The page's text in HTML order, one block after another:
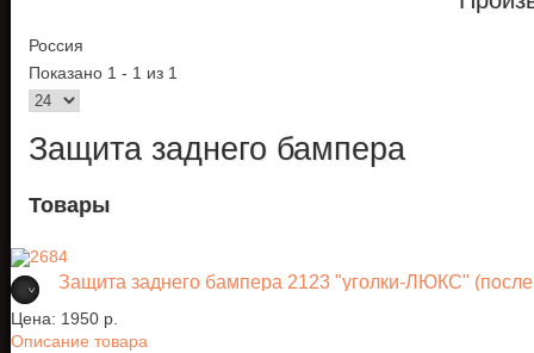
Россия
Показано 1 - 1 из 1
Защита заднего бампера
Товары
Защита заднего бампера 2123 "уголки-ЛЮКС" (после
Цена: 1950 p.
Описание товара